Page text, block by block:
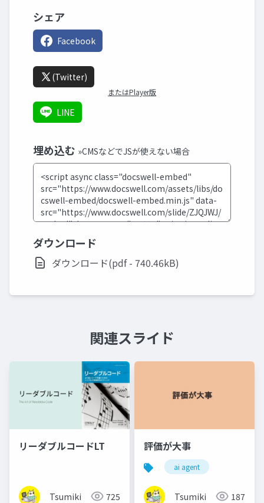
シェア
Facebook
(Twitter)
またはPlayer版
LINE
埋め込む »CMSなどでJSが使えない場合
ダウンロード
ダウンロード(pdf - 740.46kB)
関連スライド
リーダブルコードLT
Tsumiki 725
評価が大事
ai agent
Tsumiki 187